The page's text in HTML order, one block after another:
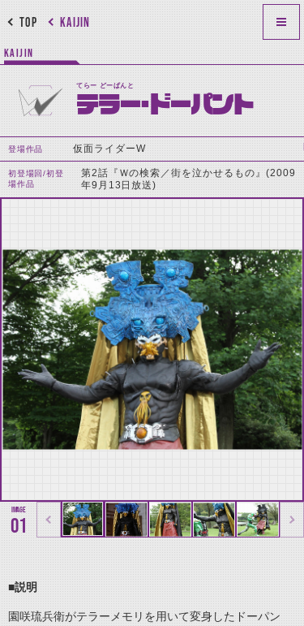
KAIJIN
TOP
KAIJIN
てらー どーぱんと
テラー・ドーパント
登場作品 仮面ライダーW
初登場回/初登
場作品
第2話『Ｗの検索／街を泣かせるもの』(2009
年9月13日放送)
01
■説明
園咲琉兵衛がテラーメモリを用いて変身したドーパン